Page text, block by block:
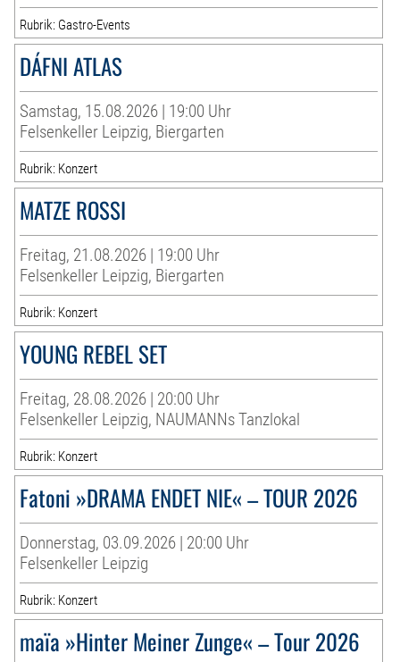
Rubrik: Gastro-Events
DÁFNI ATLAS
Samstag, 15.08.2026 | 19:00 Uhr
Felsenkeller Leipzig, Biergarten
Rubrik: Konzert
MATZE ROSSI
Freitag, 21.08.2026 | 19:00 Uhr
Felsenkeller Leipzig, Biergarten
Rubrik: Konzert
YOUNG REBEL SET
Freitag, 28.08.2026 | 20:00 Uhr
Felsenkeller Leipzig, NAUMANNs Tanzlokal
Rubrik: Konzert
Fatoni »DRAMA ENDET NIE« – TOUR 2026
Donnerstag, 03.09.2026 | 20:00 Uhr
Felsenkeller Leipzig
Rubrik: Konzert
maïa »Hinter Meiner Zunge« – Tour 2026